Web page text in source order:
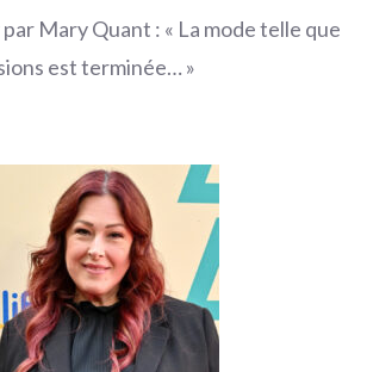
Mary Quant : « La mode telle que
est terminée… »